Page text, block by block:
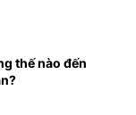
thế nào đến